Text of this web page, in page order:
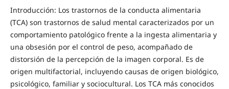
Introducción: Los trastornos de la conducta alimentaria
(TCA) son trastornos de salud mental caracterizados por un
comportamiento patológico frente a la ingesta alimentaria y
una obsesión por el control de peso, acompañado de
distorsión de la percepción de la imagen corporal. Es de
origen multifactorial, incluyendo causas de origen biológico,
psicológico, familiar y sociocultural. Los TCA más conocidos